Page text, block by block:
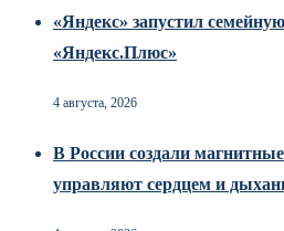
«Яндекс» запустил
«Яндекс.Плюс»
4 августа, 2026
В России создали
управляют сердцем и